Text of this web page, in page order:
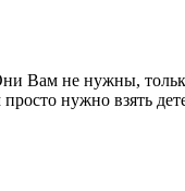
Вам не нужны,
нужно взять